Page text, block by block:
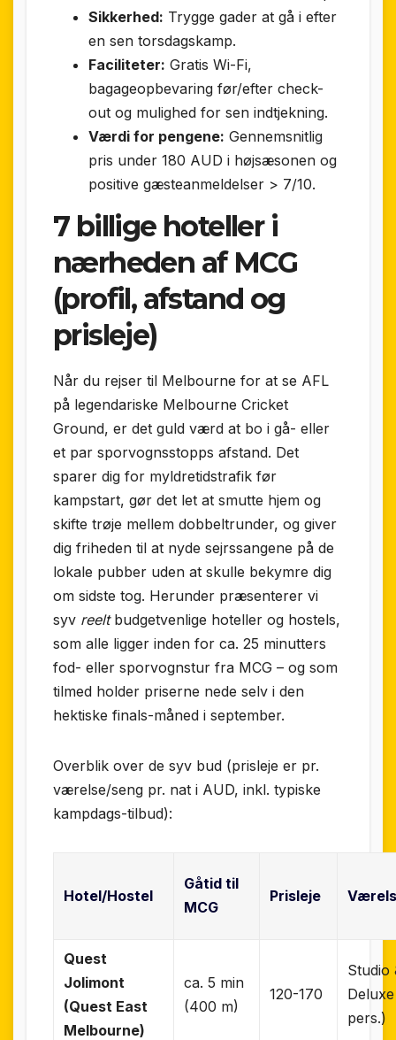
Sikkerhed: Trygge gader at gå i efter
en sen torsdagskamp.
Faciliteter: Gratis Wi-Fi,
bagageopbevaring før/efter check-
out og mulighed for sen indtjekning.
Værdi for pengene: Gennemsnitlig
pris under 180 AUD i højsæsonen og
positive gæsteanmeldelser > 7/10.
7 billige hoteller i
nærheden af MCG
(profil, afstand og
prisleje)
Når du rejser til Melbourne for at se AFL
på legendariske Melbourne Cricket
Ground, er det guld værd at bo i gå- eller
et par sporvognsstopps afstand. Det
sparer dig for myldretidstrafik før
kampstart, gør det let at smutte hjem og
skifte trøje mellem dobbeltrunder, og giver
dig friheden til at nyde sejrssangene på de
lokale pubber uden at skulle bekymre dig
om sidste tog. Herunder præsenterer vi
syv reeltbudgetvenlige hoteller og hostels,
som alle ligger inden for ca. 25 minutters
fod- eller sporvognstur fra MCG – og som
tilmed holder priserne nede selv i den
hektiske finals-måned i september.
Overblik over de syv bud (prisleje er pr.
værelse/seng pr. nat i AUD, inkl. typiske
kampdags-tilbud):
Hotel/Hostel
Gåtid til
MCG
Prisleje
Quest
Jolimont
(Quest East
Melbourne)
ca. 5 min
(400 m)
120-170
Studio
pers.)